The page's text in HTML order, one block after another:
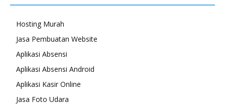
Hosting Murah
Jasa Pembuatan Website
Aplikasi Absensi
Aplikasi Absensi Android
Aplikasi Kasir Online
Jasa Foto Udara